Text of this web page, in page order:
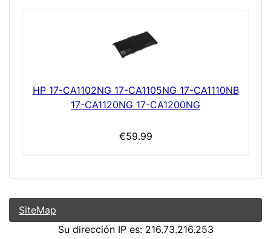
HP 17-CA1102NG 17-CA1105NG 17-CA1110NB
17-CA1120NG 17-CA1200NG
€59.99
SiteMap
Su dirección IP es: 216.73.216.253